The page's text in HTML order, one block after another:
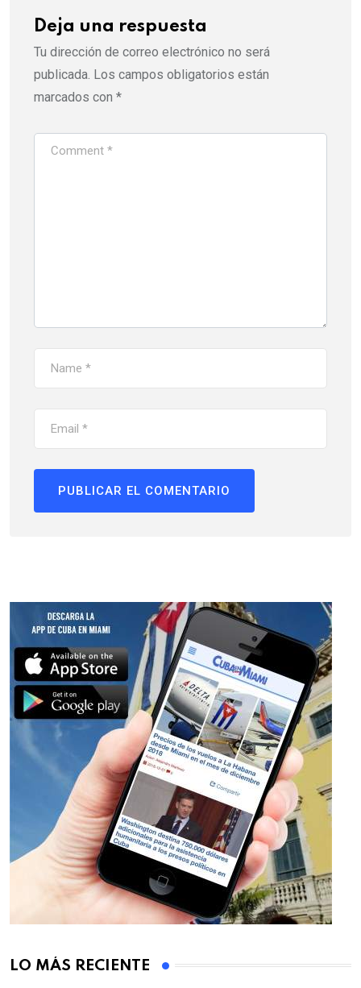
Deja una respuesta
Tu dirección de correo electrónico no será
publicada. Los campos obligatorios están
marcados con *
LO MÁS RECIENTE